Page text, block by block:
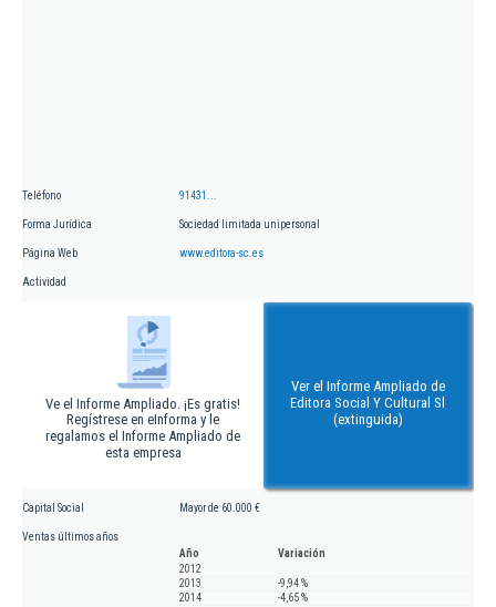
Teléfono 91431...
Forma Jurídica Sociedad limitada unipersonal
Página Web www.editora-sc.es
Actividad
Ve el Informe Ampliado. ¡Es gratis!
Regístrese en eInforma y le
regalamos el Informe Ampliado de
esta empresa
Ver el Informe Ampliado de
Editora Social Y Cultural Sl
(extinguida)
Capital Social Mayor de 60.000 €
Ventas últimos años
Año
Variación
2012
2013
-9,94 %
2014
-4,65 %